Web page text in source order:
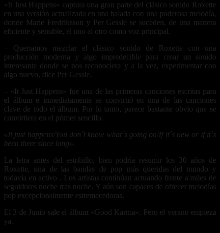
«It Just Happens» captura una gran parte del clásico sonido Roxette
en una versión actualizada en una balada con una poderosa melodía,
donde Marie Fredriksson y Per Gessle se suceden, de una manera
eficiente y sensible, el uno al otro como voz principal.
– Queriamos mezclar el clásico sonido de Roxette con una
producción moderna y algo impredecible para crear un sonido
interesante donde se nos reconociera y a la vez, experimentar con
algo nuevo, dice Per Gessle.
– «It Just Happens» fue una de las primeras canciones escritas para
el álbum e inmediatamente se convirtió en una de las canciones
clave de todo el álbum. Por lo tanto, parece bastante obvio que se
convirtiera en el primer sencillo.
«It just happens/You don´t know what´s going on/If it´s new or if it´s
been there since long».
La letra antes del estribillo, bien podría resumir los 30 años de
Roxette, una de las bandas de pop más queridas del mundo y
todavía en activo . Los artistas continúan actuando frente a miles de
seguidores noche tras noche. Y aún son capaces de ofrecer melodías
pop excepcionalmente estremecedoras.
El 3 de Junio sale el álbum «Good Karma». Pero el verano empieza
ya.